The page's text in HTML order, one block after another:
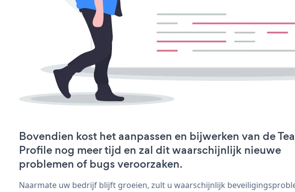
Bovendien kost het aanpassen en bijwerken van de
Profile nog meer tijd en zal dit waarschijnlijk nieuwe
problemen of bugs veroorzaken.
Naarmate uw bedrijf blijft groeien, zult u waarschijnlijk